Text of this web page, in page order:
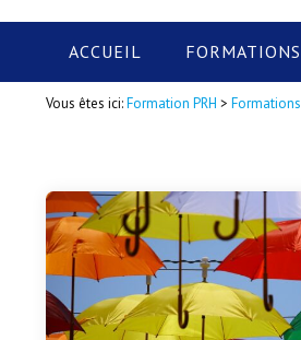
ACCUEIL FORMATIONS
Vous êtes ici:Formation PRH > Formations